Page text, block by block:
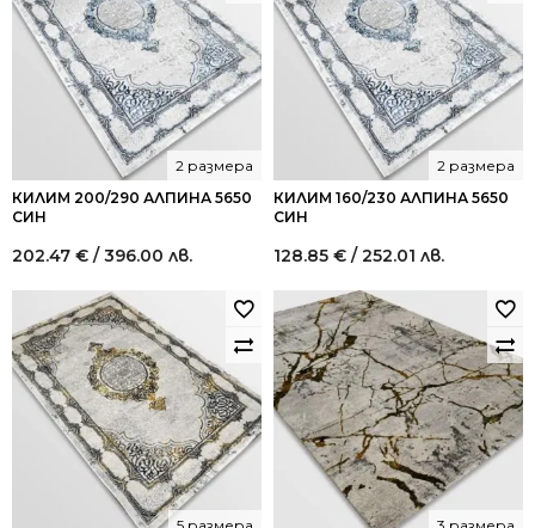
КИЛИМ 200/290 АЛПИНА 5650
СИН
2 размера
202.47 € / 396.00 лв.
КИЛИМ 160/230 АЛПИНА 5650
СИН
2 размера
128.85 € / 252.01 лв.